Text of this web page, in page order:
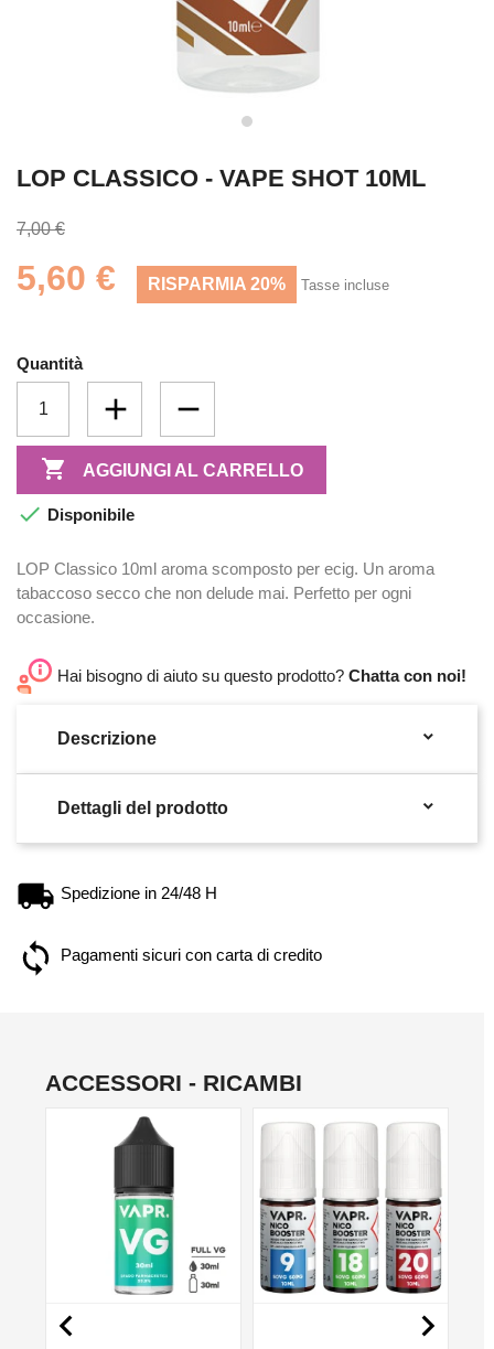
LOP CLASSICO - VAPE SHOT 10ML
7,00 €
5,60 € RISPARMIA 20% Tasse incluse
Quantità
 AGGIUNGI AL CARRELLO
 Disponibile
LOP Classico 10ml aroma scomposto per ecig. Un aroma
tabaccoso secco che non delude mai. Perfetto per ogni
occasione.
Hai bisogno di aiuto su questo prodotto? Chatta con noi!
Descrizione 
Dettagli del prodotto 
Spedizione in 24/48 H
Pagamenti sicuri con carta di credito
ACCESSORI - RICAMBI
 